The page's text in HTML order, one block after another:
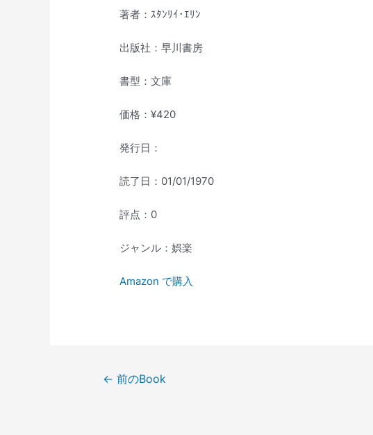
著者：ｽﾀﾝﾘｲ･ｴﾘﾝ
出版社：早川書房
書型：文庫
価格：¥420
発行日：
読了日：01/01/1970
評点：0
ジャンル：娯楽
Amazon で購入
← 前のBook